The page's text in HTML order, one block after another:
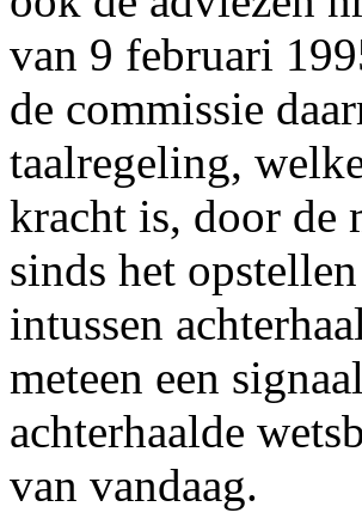
van 9 februari
de commissie
taalregeling,
kracht is, door de
sinds het
intussen
meteen een
achterhaalde
van vandaag.